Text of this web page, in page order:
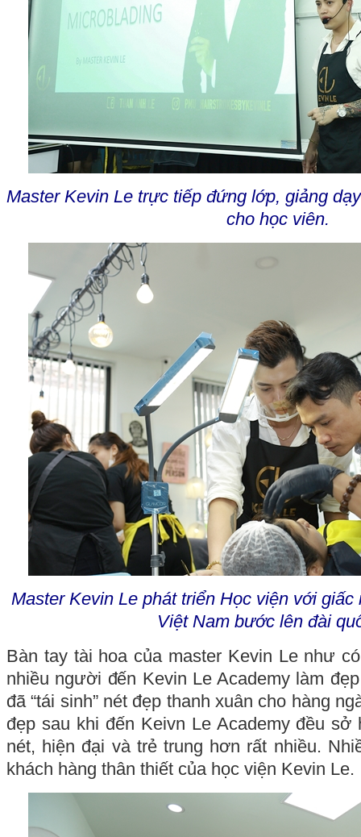
Master Kevin Le trực tiếp đứng lớp, giảng
cho học viên.
Master Kevin Le phát triển Học viện với
Việt Nam bước lên đài
Bàn tay tài hoa của master Kevin Le như
nhiều người đến Kevin Le Academy làm
đã “tái sinh” nét đẹp thanh xuân cho hàng
đẹp sau khi đến Keivn Le Academy đều
nét, hiện đại và trẻ trung hơn rất nhiều.
khách hàng thân thiết của học viện Kevin Le.